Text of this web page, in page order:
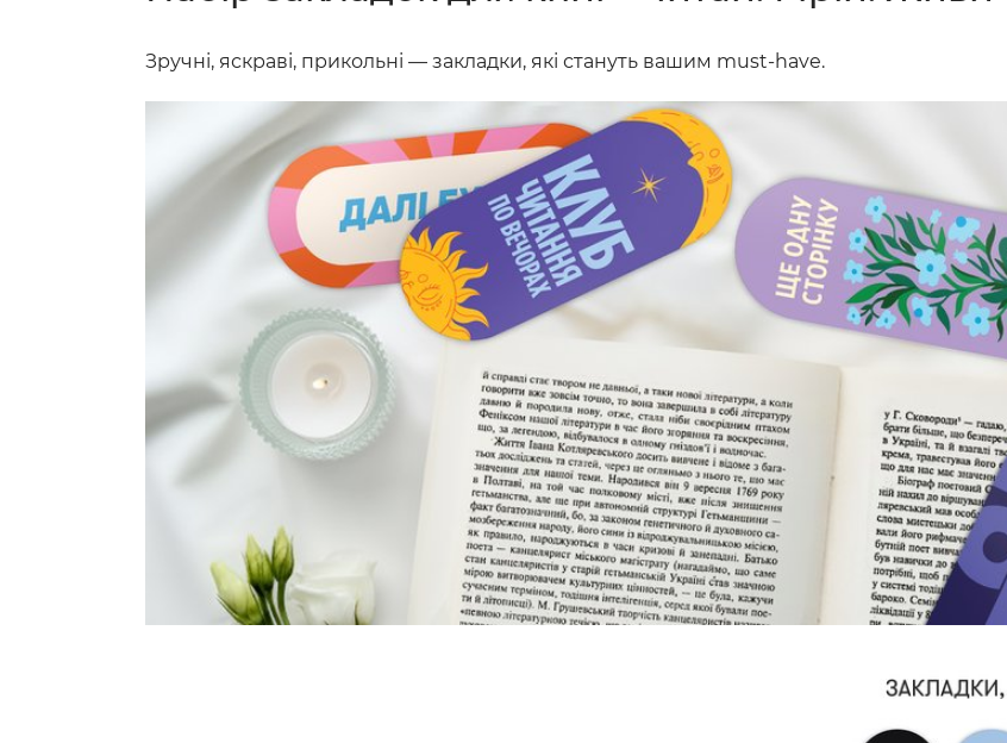
Зручні, яскраві, прикольні — закладки, які стануть вашим must-have.